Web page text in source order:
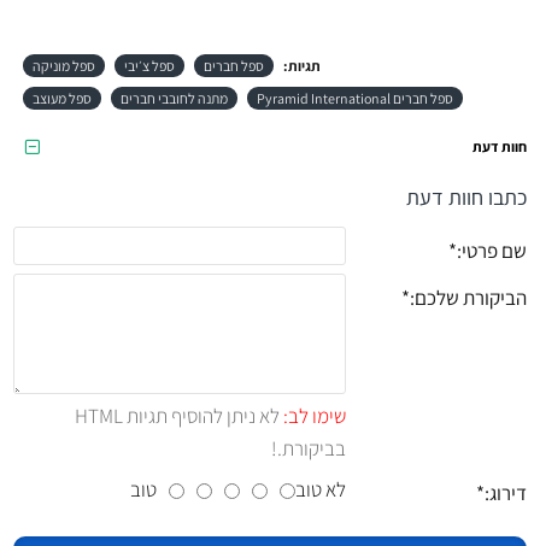
תגיות: ספל חברים ספל צ׳יבי
ספל מוניקה
ספל חברים Pyramid International
מתנה לחובבי חברים ספל מעוצב
חוות דעת
כתבו חוות דעת
שם פרטי:
הביקורת שלכם:
שימו לב:
לא ניתן להוסיף תגיות HTML
בביקורת.!
דירוג:
לא טוב טוב